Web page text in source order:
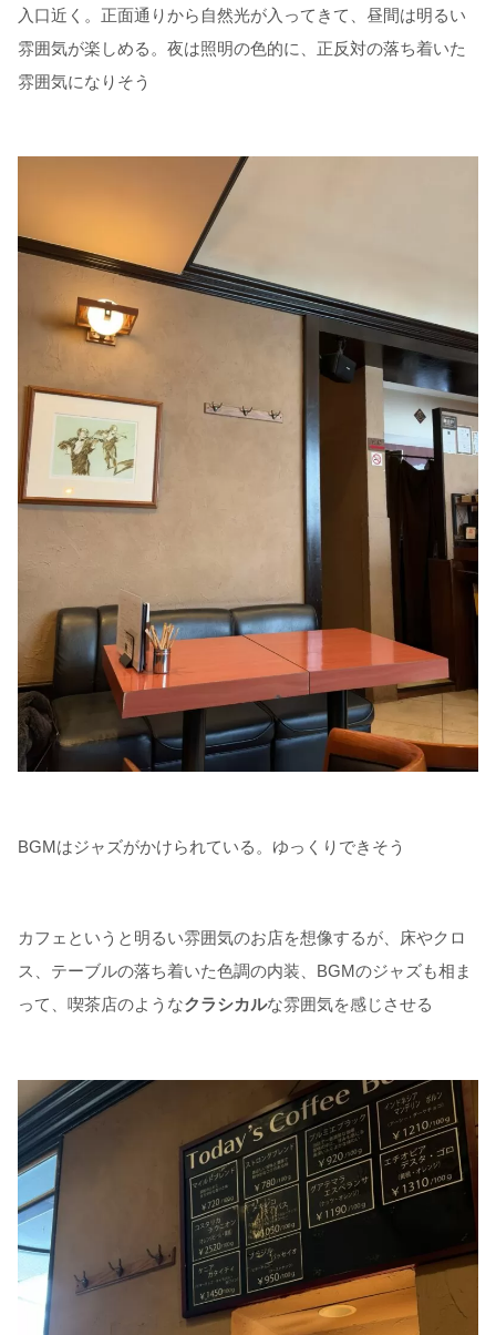
入口近く。正面通りから自然光が入ってきて、昼間は明るい
雰囲気が楽しめる。夜は照明の色的に、正反対の落ち着いた
雰囲気になりそう
BGMはジャズがかけられている。ゆっくりできそう
カフェというと明るい雰囲気のお店を想像するが、床やクロ
ス、テーブルの落ち着いた色調の内装、BGMのジャズも相ま
って、喫茶店のようなクラシカルな雰囲気を感じさせる